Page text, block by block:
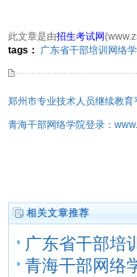
此文章是由招生考试网
tags： 广东省干部培训网络
郑州市专业技术人员继续教
青海干部网络学院登录：
相关文章推荐
广东省干部培
青海干部网络